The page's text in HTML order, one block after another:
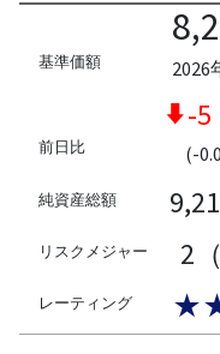
基準価額
2026
前日比
-5
(-
純資産総額
リスクメジャー 2
レーティング